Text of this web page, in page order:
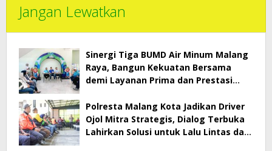
Jangan Lewatkan
Sinergi Tiga BUMD Air Minum Malang
Raya, Bangun Kekuatan Bersama
demi Layanan Prima dan Prestasi
Polresta Malang Kota Jadikan Driver
Ojol Mitra Strategis, Dialog Terbuka
Lahirkan Solusi untuk Lalu Lintas dan